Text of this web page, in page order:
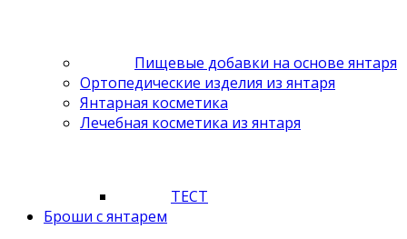
Пищевые добавки на основе янтаря
Ортопедические изделия из янтаря
Янтарная косметика
Лечебная косметика из янтаря
ТЕСТ
Броши с янтарем